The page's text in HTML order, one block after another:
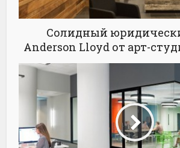
Солидный
Anderson Lloyd от арт-